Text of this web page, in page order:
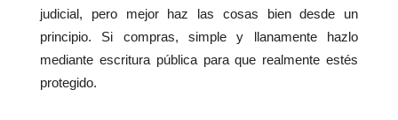
judicial, pero mejor haz las cosas bien desde un
principio. Si compras, simple y llanamente hazlo
mediante escritura pública para que realmente estés
protegido.